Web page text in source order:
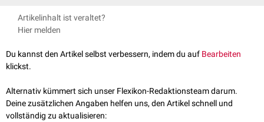
Rahmen einesMammakarzinoms
Darüber hinaus wird ein gandulärer Lappen beim
AWMF-Leitlinie - Interdisziplinäre S3-Leitlinie für die Früherkennung,
Diagnostik, Therapie und Nachsorge des Mammakarzinoms
Artikelinhalt ist veraltet?
Hier melden
Du kannst den Artikel selbst verbessern, indem du auf Bearbeiten
klickst.
Alternativ kümmert sich unser Flexikon-Redaktionsteam darum.
Deine zusätzlichen Angaben helfen uns, den Artikel schnell und
vollständig zu aktualisieren: